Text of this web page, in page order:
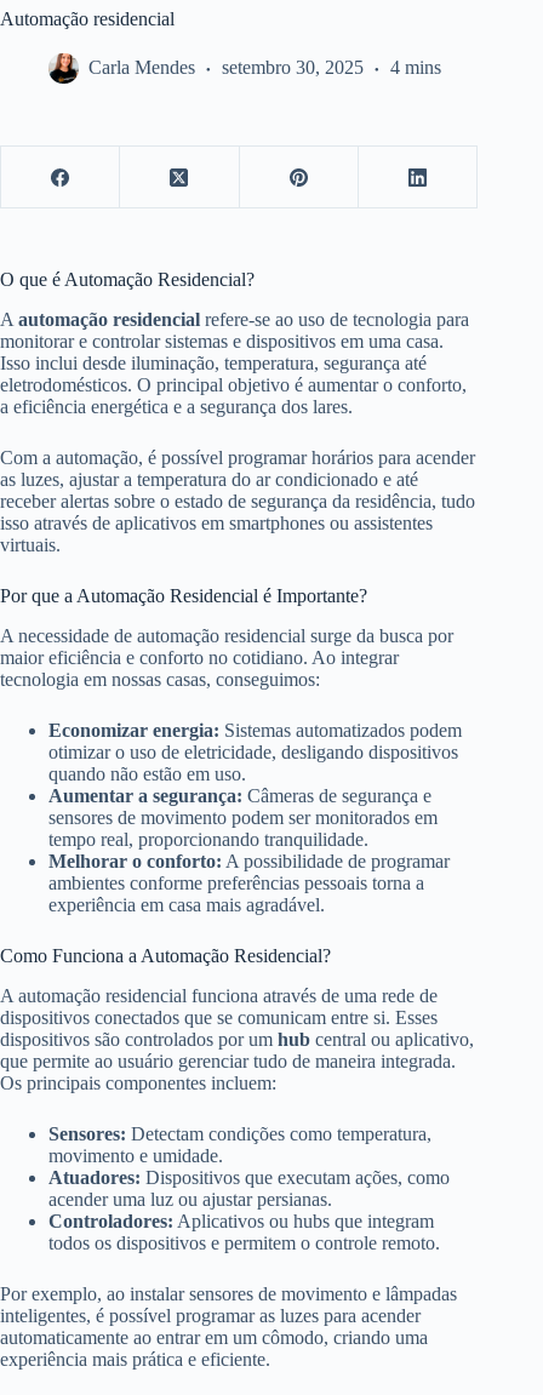
Automação residencial
Carla Mendes setembro 30, 2025 4 mins
O que é Automação Residencial?
A automação residencial refere-se ao uso de tecnologia para
monitorar e controlar sistemas e dispositivos em uma casa.
Isso inclui desde iluminação, temperatura, segurança até
eletrodomésticos. O principal objetivo é aumentar o conforto,
a eficiência energética e a segurança dos lares.
Com a automação, é possível programar horários para acender
as luzes, ajustar a temperatura do ar condicionado e até
receber alertas sobre o estado de segurança da residência, tudo
isso através de aplicativos em smartphones ou assistentes
virtuais.
Por que a Automação Residencial é Importante?
A necessidade de automação residencial surge da busca por
maior eficiência e conforto no cotidiano. Ao integrar
tecnologia em nossas casas, conseguimos:
Economizar energia: Sistemas automatizados podem
otimizar o uso de eletricidade, desligando dispositivos
quando não estão em uso.
Aumentar a segurança: Câmeras de segurança e
sensores de movimento podem ser monitorados em
tempo real, proporcionando tranquilidade.
Melhorar o conforto: A possibilidade de programar
ambientes conforme preferências pessoais torna a
experiência em casa mais agradável.
Como Funciona a Automação Residencial?
A automação residencial funciona através de uma rede de
dispositivos conectados que se comunicam entre si. Esses
dispositivos são controlados por um hub central ou aplicativo,
que permite ao usuário gerenciar tudo de maneira integrada.
Os principais componentes incluem:
Sensores: Detectam condições como temperatura,
movimento e umidade.
Atuadores: Dispositivos que executam ações, como
acender uma luz ou ajustar persianas.
Controladores: Aplicativos ou hubs que integram
todos os dispositivos e permitem o controle remoto.
Por exemplo, ao instalar sensores de movimento e lâmpadas
inteligentes, é possível programar as luzes para acender
automaticamente ao entrar em um cômodo, criando uma
experiência mais prática e eficiente.